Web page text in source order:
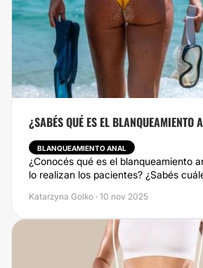
¿SABÉS QUÉ ES EL BLANQUEAMIENTO
BLANQUEAMIENTO ANAL
¿Conocés qué es el blanqueamiento
lo realizan los pacientes? ¿Sabés
Katarzyna Golko · 10 nov 2025